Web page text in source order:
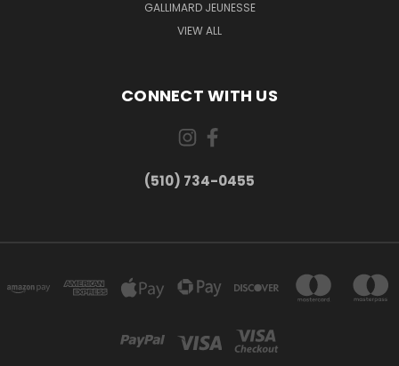
GALLIMARD JEUNESSE
VIEW ALL
CONNECT WITH US
(510) 734-0455